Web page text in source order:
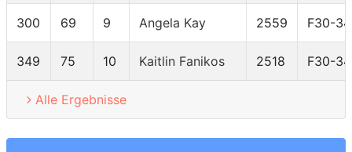
300 69 9 Angela Kay 2559 F30-34
349 75 10 Kaitlin Fanikos 2518 F30-34
Alle Ergebnisse